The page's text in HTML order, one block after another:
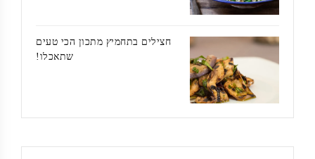
חצילים בתחמיץ מתכון הכי טעים
שתאכלו!